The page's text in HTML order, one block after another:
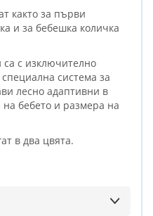
както за първи
и за бебешка количка
с изключително
система за
лесно адаптивни в
на бебето и размера на
в два цвята.